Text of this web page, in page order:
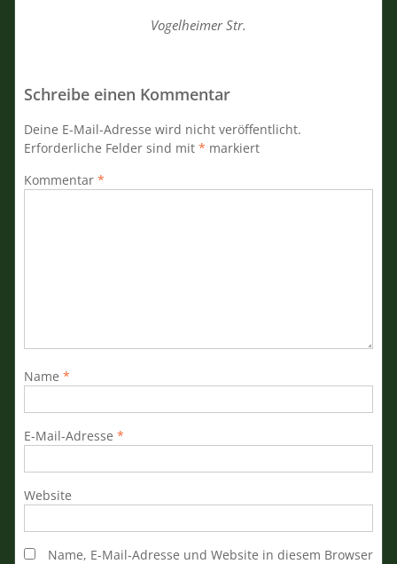
Vogelheimer Str.
Schreibe einen Kommentar
Deine E-Mail-Adresse wird nicht veröffentlicht.
Erforderliche Felder sind mit * markiert
Kommentar *
Name *
E-Mail-Adresse *
Website
Name, E-Mail-Adresse und Website in diesem Browser